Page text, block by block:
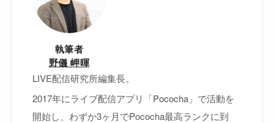
執筆者
野儀 岬暉
LIVE配信研究所編集長。
2017年にライブ配信アプリ「Pococha」で活動を
開始し、わずか3ヶ月でPococha最高ランクに到